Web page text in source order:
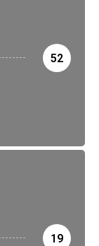
52
19